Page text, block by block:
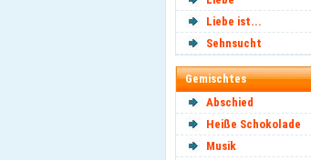
Liebe ist...
Sehnsucht
Gemischtes
Abschied
Heiße Schokolade
Musik